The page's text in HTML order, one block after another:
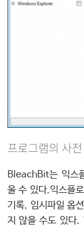
프로그램의 사
BleachBit는 익스
울 수 있다.익스플
기록, 임시파일 옵
지 않을 수도 있다.